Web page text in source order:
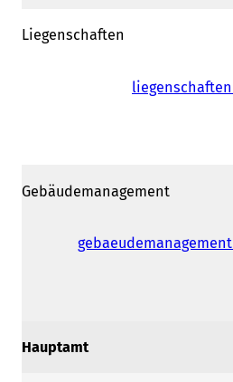
Liegenschaften
Gebäudemanagement
Hauptamt